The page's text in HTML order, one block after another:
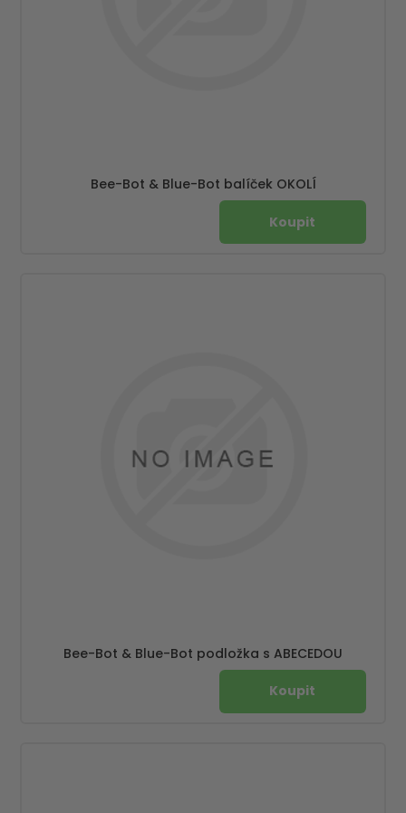
Bee-Bot & Blue-Bot balíček OKOLÍ
Bee-Bot & Blue-Bot podložka s ABECEDOU